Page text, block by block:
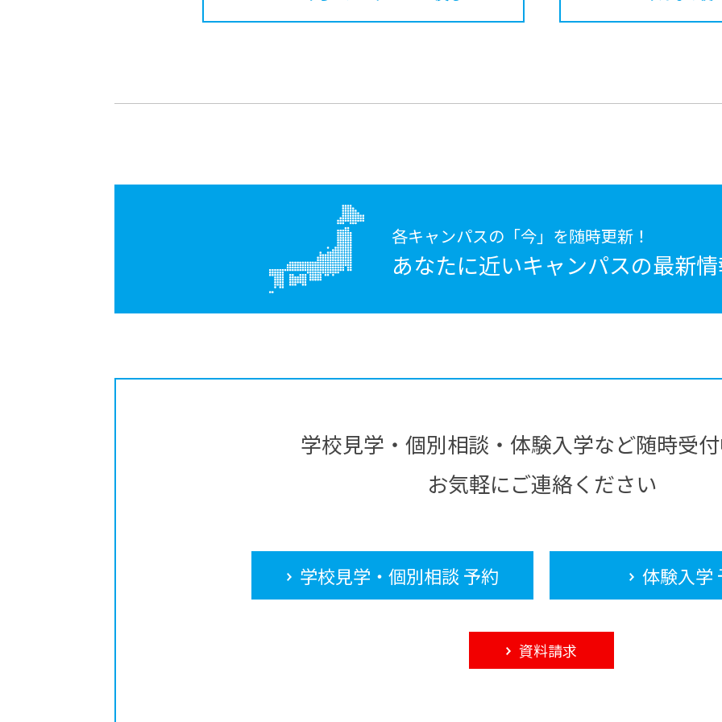
各キャンパスの「今」を随時更新！
あなたに近いキャンパスの最新
学校見学・個別相談・体験入学など随時受
お気軽にご連絡ください
学校見学・個別相談 予約 体験入学
資料請求